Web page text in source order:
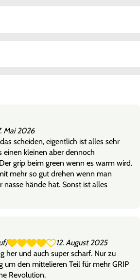
Mai 2026
scheiden, eigentlich ist alles sehr
einen kleinen aber dennoch
grip beim green wenn es warm wird.
mehr so gut drehen wenn man
nasse hände hat. Sonst ist alles
12. August 2025
her und auch super scharf. Nur zu
um den mittelieren Teil für mehr GRIP
Revolution.